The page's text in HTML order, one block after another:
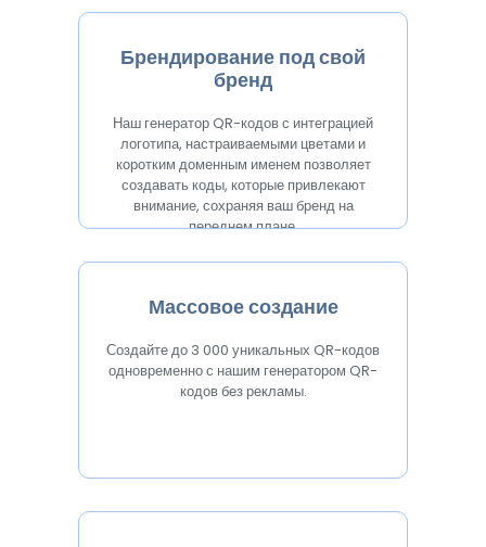
Брендирование под свой
бренд
Наш генератор QR-кодов с интеграцией
логотипа, настраиваемыми цветами и
коротким доменным именем позволяет
создавать коды, которые привлекают
внимание, сохраняя ваш бренд на
переднем плане.
Массовое создание
Создайте до 3 000 уникальных QR-кодов
одновременно с нашим генератором QR-
кодов без рекламы.